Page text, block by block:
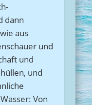
dann
aus
und
und
und
Von